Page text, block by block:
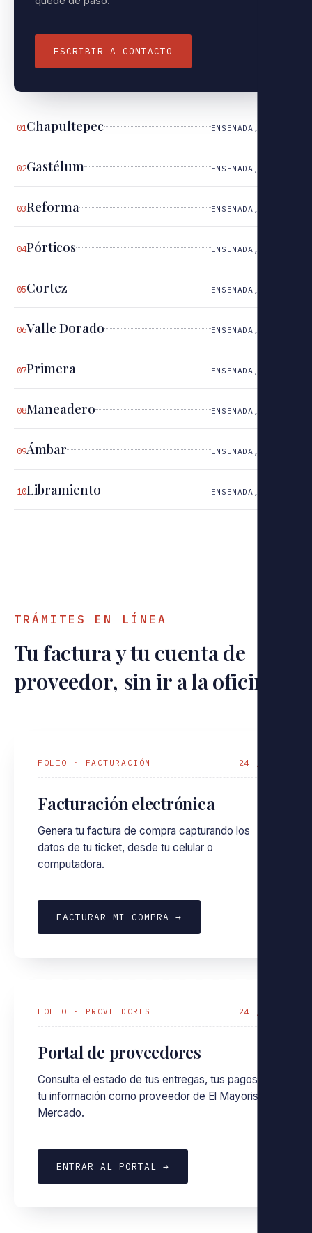
01Chapultepec ENSENADA, B.C.
02Gastélum ENSENADA, B.C.
03Reforma ENSENADA, B.C.
04Pórticos ENSENADA, B.C.
05Cortez ENSENADA, B.C.
06Valle Dorado ENSENADA, B.C.
07Primera ENSENADA, B.C.
08Maneadero ENSENADA, B.C.
09Ámbar ENSENADA, B.C.
10Libramiento ENSENADA, B.C.
ESCRIBIR A CONTACTO
TRÁMITES EN LÍNEA
Tu factura y tu cuenta de
proveedor, sin ir a la oficina.
FOLIO · FACTURACIÓN 24 / 7
Facturación electrónica
Genera tu factura de compra capturando los
datos de tu ticket, desde tu celular o
computadora.
FACTURAR MI COMPRA →
FOLIO · PROVEEDORES 24 / 7
Portal de proveedores
Consulta el estado de tus entregas, tus pagos y
tu información como proveedor de El Mayorista
Mercado.
ENTRAR AL PORTAL →